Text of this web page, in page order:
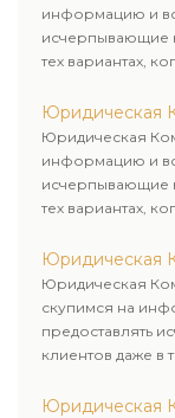
информацию и
исчерпывающие
тех вариантах,
юридическими
Юридическая
Юридическая
информацию и
исчерпывающие
тех вариантах,
юридическими
Юридическая
Юридическая
скупимся на
предоставлять
клиентов даже в
пользовались
Юридическая